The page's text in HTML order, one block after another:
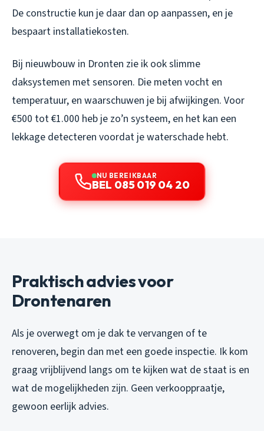
De constructie kun je daar dan op aanpassen, en je
bespaart installatiekosten.
Bij nieuwbouw in Dronten zie ik ook slimme
daksystemen met sensoren. Die meten vocht en
temperatuur, en waarschuwen je bij afwijkingen. Voor
€500 tot €1.000 heb je zo’n systeem, en het kan een
lekkage detecteren voordat je waterschade hebt.
NU BEREIKBAAR
BEL 085 019 04 20
Praktisch advies voor
Drontenaren
Als je overwegt om je dak te vervangen of te
renoveren, begin dan met een goede inspectie. Ik kom
graag vrijblijvend langs om te kijken wat de staat is en
wat de mogelijkheden zijn. Geen verkooppraatje,
gewoon eerlijk advies.